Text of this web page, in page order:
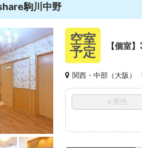
駒川中野
空室
予定
【個室】
関西・中部（大阪）
×男性